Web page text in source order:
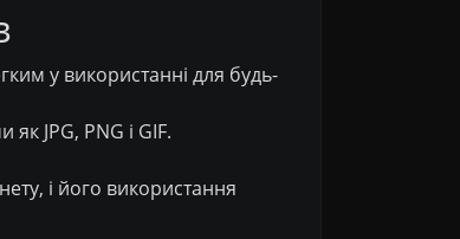
у використанні для будь-
JPG, PNG і GIF.
і його використання